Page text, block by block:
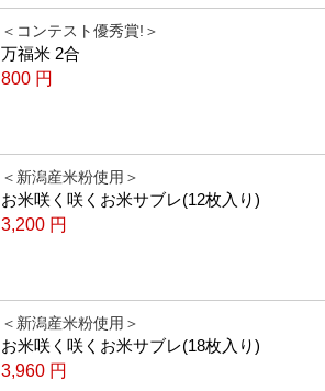
＜コンテスト優秀賞!＞
万福米 2合
800 円
＜新潟産米粉使用＞
お米咲く咲くお米サブレ(12枚入り)
3,200 円
＜新潟産米粉使用＞
お米咲く咲くお米サブレ(18枚入り)
3,960 円